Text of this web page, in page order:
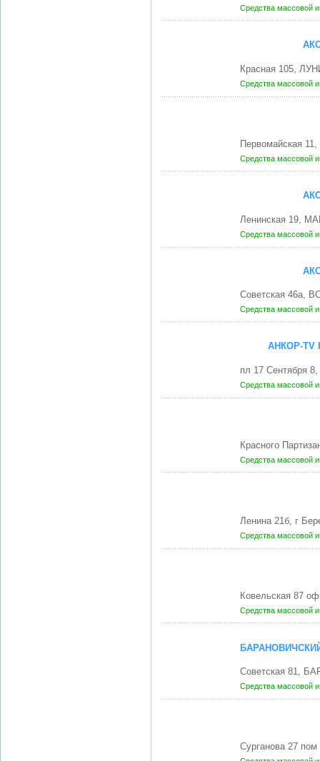
Средства массовой
Красная 105,
Средства массовой
Первомайская
Средства массовой
Ленинская 19,
Средства массовой
Советская 46а,
Средства массовой
АНКОР-
пл 17 Сентября
Средства массовой
Красного
Средства массовой
Ленина 21б, г
Средства массовой
Ковельская 87
Средства массовой
Советская 81,
Средства массовой
Сурганова 27